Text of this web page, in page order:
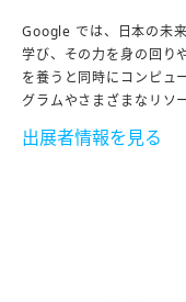
Google では、日本の未
学び、その力を身の回り
を養うと同時にコンピュ
グラムやさまざまなリソ
出展者情報を見る